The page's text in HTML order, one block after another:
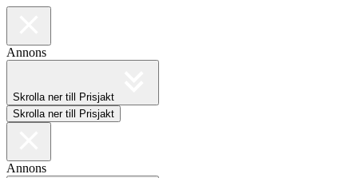
Annons
Skrolla ner till Prisjakt
Skrolla ner till Prisjakt
Annons